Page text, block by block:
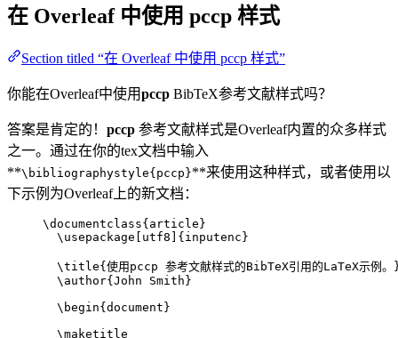
在 Overleaf 中使用 pccp 样式
Section titled “在 Overleaf 中使用 pccp 样式”
你能在Overleaf中使用pccp BibTeX参考文献样式吗？
答案是肯定的！ pccp 参考文献样式是Overleaf内置的众多样式
之一。通过在你的tex文档中输入
**\bibliographystyle{pccp}**来使用这种样式，或者使用以
下示例为Overleaf上的新文档：
\documentclass{ article }
\usepackage
utf8 ]{ inputenc }
\title{使用pccp 参考文献样式的BibTeX引用的LaTeX示例
\author{John Smith}
\begin{ document }
\maketitle